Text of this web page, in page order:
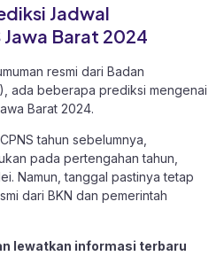
Jadwal
Barat 2024
resmi dari Badan
ada beberapa prediksi mengenai
Barat 2024.
tahun sebelumnya,
pada pertengahan tahun,
Namun, tanggal pastinya tetap
dari BKN dan pemerintah
lewatkan informasi terbaru